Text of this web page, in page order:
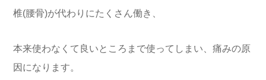
椎(腰骨)が代わりにたくさん働き、
本来使わなくて 良いところまで使ってしまい、痛みの原
因になります。